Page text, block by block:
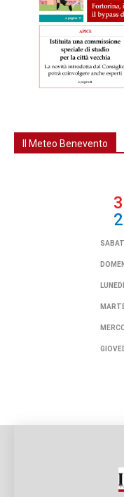
Il Meteo Benevento